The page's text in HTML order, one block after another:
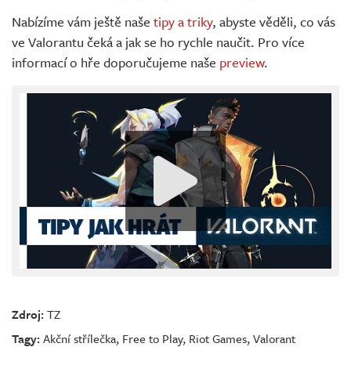
Nabízíme vám ještě naše tipy a triky, abyste věděli, co vás
ve Valorantu čeká a jak se ho rychle naučit. Pro více
informací o hře doporučujeme naše preview.
Zdroj:TZ
Tagy:Akční střílečka, Free to Play, Riot Games,Valorant